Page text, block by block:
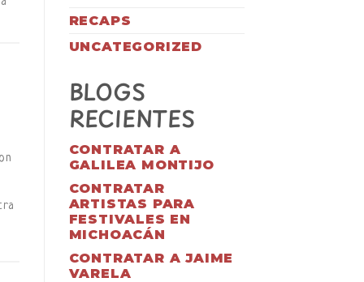
RECAPS
UNCATEGORIZED
BLOGS
RECIENTES
CONTRATAR A
GALILEA MONTIJO
CONTRATAR
ARTISTAS PARA
FESTIVALES EN
MICHOACÁN
CONTRATAR A JAIME
VARELA